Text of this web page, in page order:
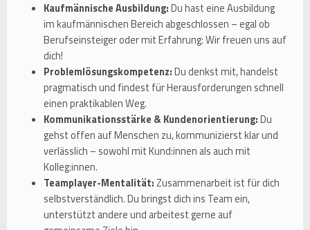
Kaufmännische Ausbildung:Du hast eine Ausbildung
im kaufmännischen Bereich abgeschlossen – egal ob
Berufseinsteiger oder mit Erfahrung: Wir freuen uns auf
dich!
Problemlösungskompetenz:Du denkst mit, handelst
pragmatisch und findest für Herausforderungen schnell
einen praktikablen Weg.
Kommunikationsstärke & Kundenorientierung:Du
gehst offen auf Menschen zu, kommunizierst klar und
verlässlich – sowohl mit Kund:innen als auch mit
Kolleg:innen.
Teamplayer-Mentalität:Zusammenarbeit ist für dich
selbstverständlich. Du bringst dich ins Team ein,
unterstützt andere und arbeitest gerne auf